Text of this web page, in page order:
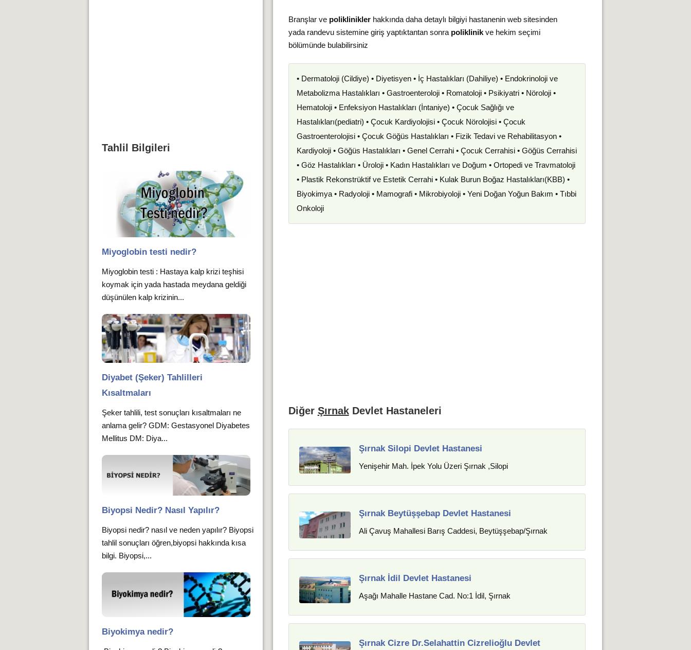
Branşlar ve polikliniklerhakkında daha detaylı bilgiyi hastanenin web sitesinden
yada randevu sistemine giriş yaptıktantan sonra poliklinikve hekim seçimi
bölümünde bulabilirsiniz
• Dermatoloji (Cildiye) • Diyetisyen • İç Hastalıkları (Dahiliye) • Endokrinoloji ve
Metabolizma Hastalıkları • Gastroenteroloji • Romatoloji • Psikiyatri • Nöroloji •
Hematoloji • Enfeksiyon Hastalıkları (İntaniye) • Çocuk Sağlığı ve
Hastalıkları(pediatri) • Çocuk Kardiyolojisi • Çocuk Nörolojisi • Çocuk
Gastroenterolojisi • Çocuk Göğüs Hastalıkları • Fizik Tedavi ve Rehabilitasyon •
Kardiyoloji • Göğüs Hastalıkları • Genel Cerrahi • Çocuk Cerrahisi • Göğüs Cerrahisi
• Göz Hastalıkları • Üroloji • Kadın Hastalıkları ve Doğum • Ortopedi ve Travmatoloji
• Plastik Rekonstrüktif ve Estetik Cerrahi • Kulak Burun Boğaz Hastalıkları(KBB) •
Biyokimya • Radyoloji • Mamografi • Mikrobiyoloji • Yeni Doğan Yoğun Bakım • Tıbbi
Onkoloji
Diğer ŞırnakDevlet Hastaneleri
Şırnak Silopi Devlet Hastanesi
Yenişehir Mah. İpek Yolu Üzeri Şırnak ,Silopi
Şırnak Beytüşşebap Devlet Hastanesi
Ali Çavuş Mahallesi Barış Caddesi, Beytüşşebap/Şırnak
Şırnak İdil Devlet Hastanesi
Aşağı Mahalle Hastane Cad. No:1 İdil, Şırnak
Şırnak Cizre Dr.Selahattin Cizrelioğlu Devlet
Tahlil Bilgileri
Miyoglobin testi nedir?
Miyoglobin testi : Hastaya kalp krizi teşhisi
koymak için yada hastada meydana geldiği
düşünülen kalp krizinin...
Diyabet (Şeker) Tahlilleri
Kısaltmaları
Şeker tahlili, test sonuçları kısaltmaları ne
anlama gelir? GDM: Gestasyonel Diyabetes
Mellitus DM: Diya...
Biyopsi Nedir? Nasıl Yapılır?
Biyopsi nedir? nasıl ve neden yapılır? Biyopsi
tahlil sonuçları öğren,biyopsi hakkında kısa
bilgi. Biyopsi,...
Biyokimya nedir?